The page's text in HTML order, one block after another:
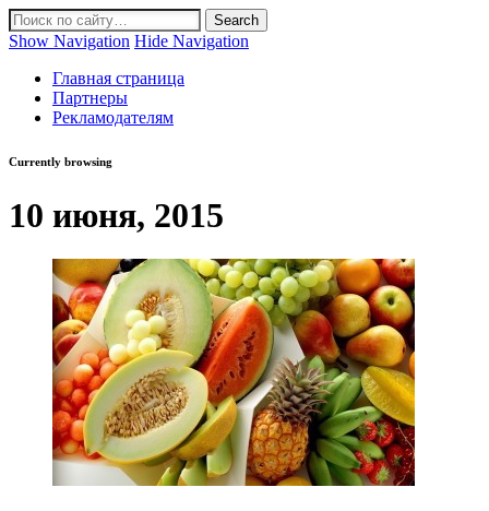
Show Navigation Hide Navigation
Главная страница
Партнеры
Рекламодателям
Currently browsing
10 июня, 2015